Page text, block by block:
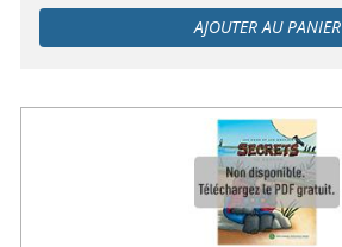
AJOUTER AU PANIER